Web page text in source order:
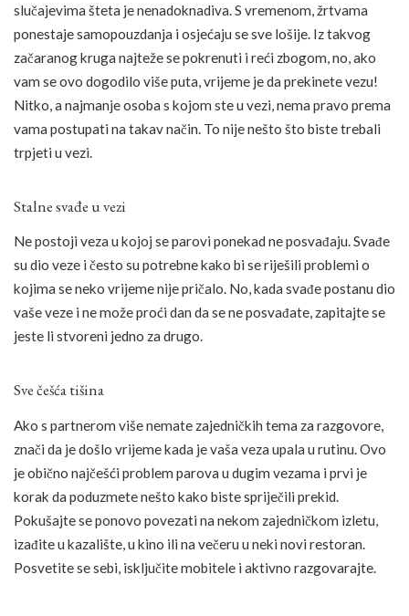
slučajevima šteta je nenadoknadiva. S vremenom, žrtvama
ponestaje samopouzdanja i osjećaju se sve lošije. Iz takvog
začaranog kruga najteže se pokrenuti i reći zbogom, no, ako
vam se ovo dogodilo više puta, vrijeme je da prekinete vezu!
Nitko, a najmanje osoba s kojom ste u vezi, nema pravo prema
vama postupati na takav način. To nije nešto što biste trebali
trpjeti u vezi.
Stalne svađe u vezi
Ne postoji veza u kojoj se parovi ponekad ne posvađaju. Svađe
su dio veze i često su potrebne kako bi se riješili problemi o
kojima se neko vrijeme nije pričalo. No, kada svađe postanu dio
vaše veze i ne može proći dan da se ne posvađate, zapitajte se
jeste li stvoreni jedno za drugo.
Sve češća tišina
Ako s partnerom više nemate zajedničkih tema za razgovore,
znači da je došlo vrijeme kada je vaša veza upala u rutinu. Ovo
je obično najčešći problem parova u dugim vezama i prvi je
korak da poduzmete nešto kako biste spriječili prekid.
Pokušajte se ponovo povezati na nekom zajedničkom izletu,
izađite u kazalište, u kino ili na večeru u neki novi restoran.
Posvetite se sebi, isključite mobitele i aktivno razgovarajte.